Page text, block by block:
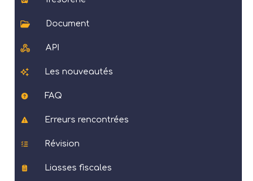
Document
API
Les nouveautés
FAQ
Erreurs rencontrées
Révision
Liasses fiscales